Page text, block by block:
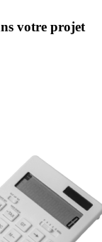
votre projet